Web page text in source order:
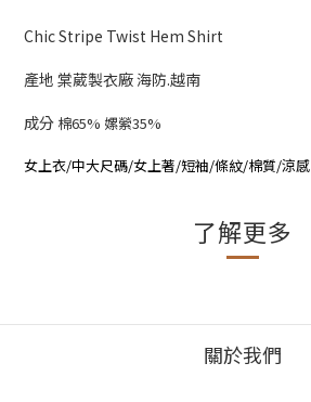
Chic Stripe Twist Hem Shirt
產地 棠葳製衣廠 海防.越南
成分 棉65% 嫘縈35%
女上衣/中大尺碼/女上著/短袖/條紋/棉質/涼感
了解更多
關於我們